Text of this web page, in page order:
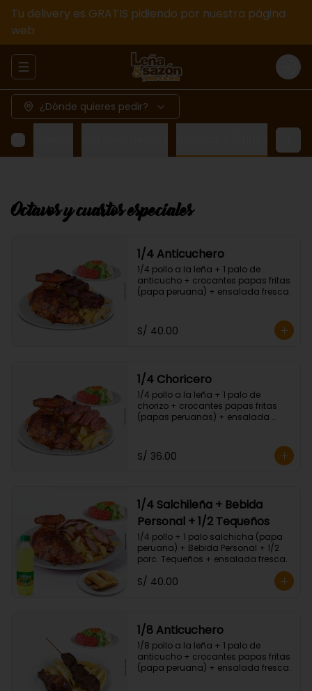
Tu delivery es GRATIS pidiendo por nuestra página
web
Abrir menu de navegación Login
¿Dónde quieres pedir?
y piqueos
Octavos y cuartos especiales
1/4 Anticuchero
1/4 pollo a la leña + 1 palo de
anticucho + crocantes papas fritas
(papa peruana) + ensalada fresca.
S/ 40.00
1/4 Choricero
1/4 pollo a la leña + 1 palo de
chorizo + crocantes papas fritas
(papas peruanas) + ensalada
S/ 36.00
1/4 Salchileña + Bebida
Personal + 1/2 Tequeños
1/4 pollo + 1 palo salchicha (papa
peruana) + Bebida Personal + 1/2
porc. Tequeños + ensalada fresca.
S/ 40.00
1/8 Anticuchero
1/8 pollo a la leña + 1 palo de
anticucho + crocantes papas fritas
(papa peruana) + ensalada fresca.